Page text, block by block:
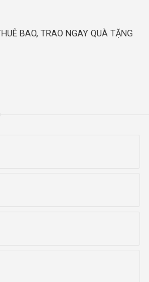
BAO, TRAO NGAY QUÀ TẶNG